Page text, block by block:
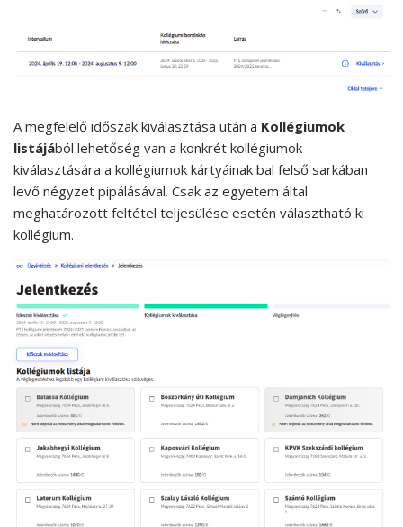
A megfelelő időszak kiválasztása után a Kollégiumok
listájából lehetőség van a konkrét kollégiumok
kiválasztására a kollégiumok kártyáinak bal felső sarkában
levő négyzet pipálásával. Csak az egyetem által
meghatározott feltétel teljesülése esetén választható ki
kollégium.